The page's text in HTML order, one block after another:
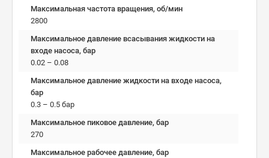
Максимальная частота вращения, об/мин
2800
Максимальное давление всасывания жидкости на
входе насоса, бар
0.02 – 0.08
Максимальное давление жидкости на входе насоса,
бар
0.3 – 0.5 бар
Максимальное пиковое давление, бар
270
Максимальное рабочее давление, бар